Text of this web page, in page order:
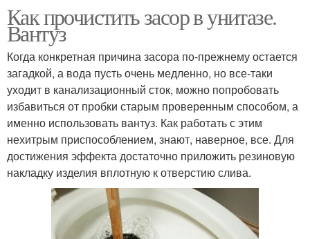
Как прочистить засор в унитазе.
Вантуз
Когда конкретная причина засора по-прежнему остается
загадкой, а вода пусть очень медленно, но все-таки
уходит в канализационный сток, можно попробовать
избавиться от пробки старым проверенным способом, а
именно использовать вантуз. Как работать с этим
нехитрым приспособлением, знают, наверное, все. Для
достижения эффекта достаточно приложить резиновую
накладку изделия вплотную к отверстию слива.